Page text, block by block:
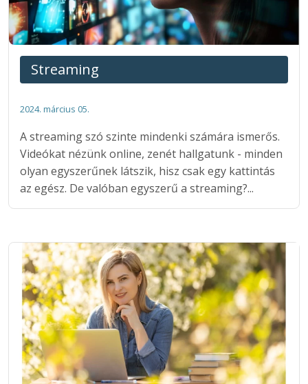
Streaming
2024. március 05.
A streaming szó szinte mindenki számára ismerős.
Videókat nézünk online, zenét hallgatunk - minden
olyan egyszerűnek látszik, hisz csak egy kattintás
az egész. De valóban egyszerű a streaming?...